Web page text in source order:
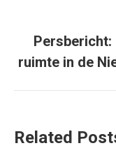
Persbericht:
ruimte in de
Related